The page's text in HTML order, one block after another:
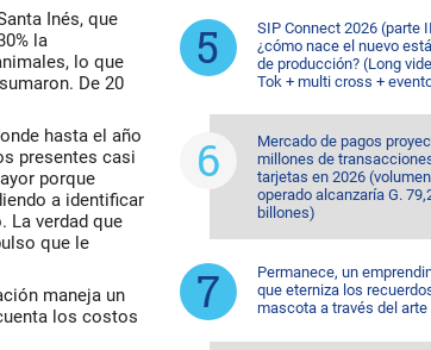
Inés, que
la
lo que
De 20
hasta el año
presentes casi
porque
a identificar
La verdad que
que le
maneja un
los costos
SIP Connect 2026 (parte
¿cómo nace el nuevo
de producción? (Long
Tok + multi cross +
Mercado de pagos
millones de
tarjetas en 2026 (volumen
operado alcanzaría G.
billones)
Permanece, un
que eterniza los
mascota a través del arte